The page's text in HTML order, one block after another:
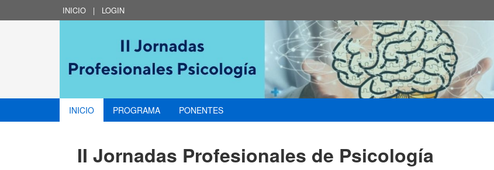
INICIO | LOGIN
INICIO PROGRAMA PONENTES
II Jornadas Profesionales de Psicología